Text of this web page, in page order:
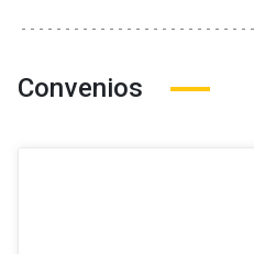
Convenios